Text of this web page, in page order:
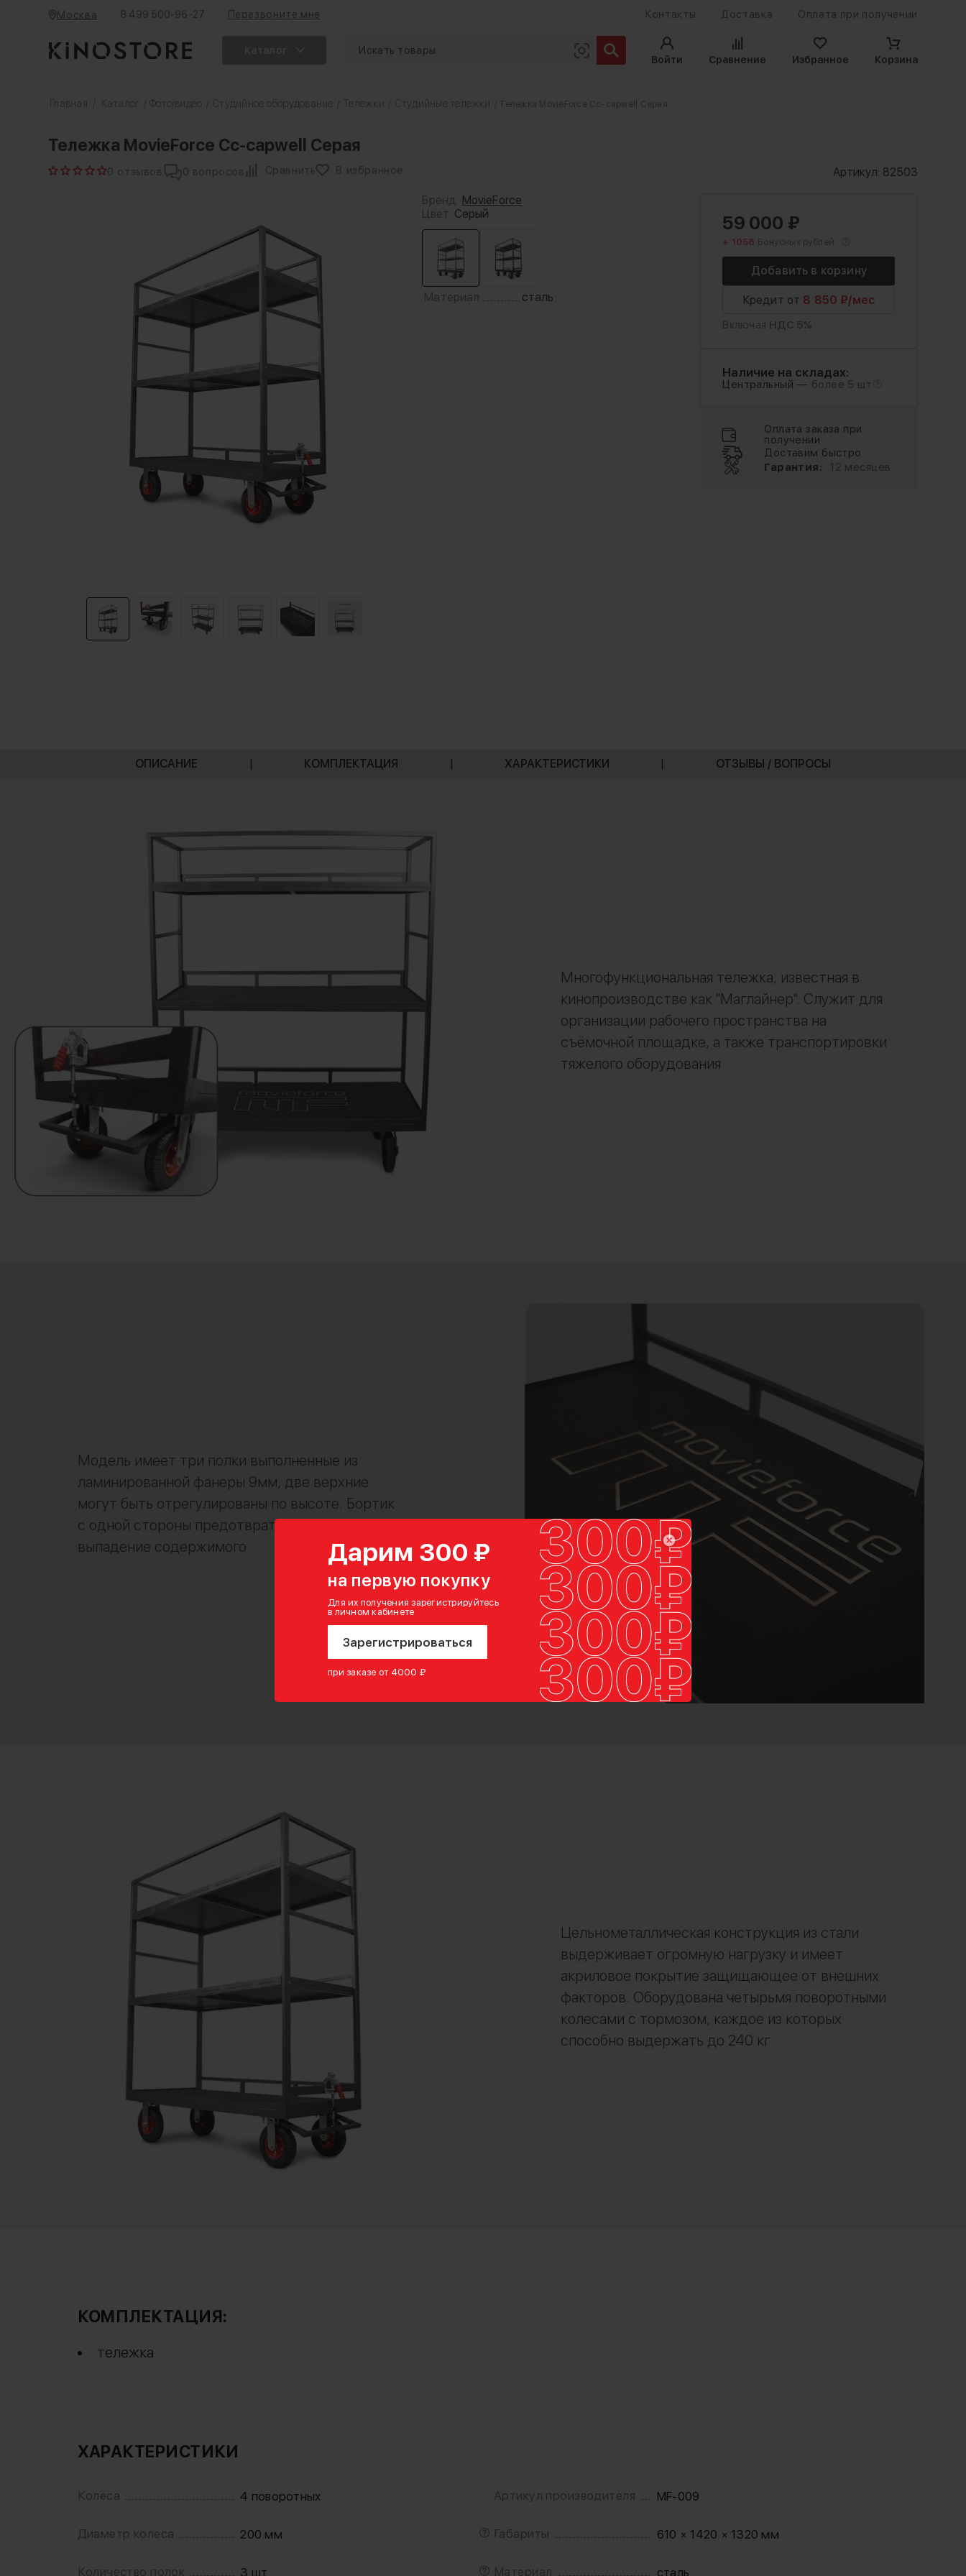
Дарим 300 ₽
на первую покупку
Для их получения зарегистрируйтесь
в личном кабинете
Зарегистрироваться
при заказе от 4000 ₽
Москва 8 499 500-96-27 Перезвоните мне Контакты Доставка Оплата при получении
Войти
Сравнение Избранное Корзина
Главная Каталог Фото/видео Студийное оборудование Тележки Студийные тележки / Тележка MovieForce Cc-capwell Серая
Тележка MovieForce Cc-capwell Серая
0 отзывов 0 вопросов Сравнить В избранное Артикул: 82503
Бренд: MovieForce
Цвет: Серый
Материал сталь
59 000 ₽
+ 1058 Бонусных рублей
Кредит от 8 850 ₽/мес
Включая НДС 5%
Наличие на складах:
Центральный — более 5 шт.
Оплата заказа при
получении
Доставим быстро
Гарантия:
12 месяцев
ОПИСАНИЕ | КОМПЛЕКТАЦИЯ | ХАРАКТЕРИСТИКИ | ОТЗЫВЫ / ВОПРОСЫ
Многофункциональная тележка, известная в
кинопроизводстве как "Маглайнер". Служит для
организации рабочего пространства на
съёмочной площадке, а также транспортировки
тяжелого оборудования
Модель имеет три полки выполненные из
ламинированной фанеры 9мм, две верхние
могут быть отрегулированы по высоте. Бортик
с одной стороны предотвратит случайное
выпадение содержимого
Цельнометаллическая конструкция из стали
выдерживает огромную нагрузку и имеет
акриловое покрытие защищающее от внешних
факторов. Оборудована четырьмя поворотными
колесами с тормозом, каждое из которых
способно выдержать до 240 кг
КОМПЛЕКТАЦИЯ:
тележка
ХАРАКТЕРИСТИКИ
Колёса 4 поворотных
Диаметр колеса 200 мм
Количество полок 3 шт
Артикул производителя MF-009
Габариты 610 × 1420 × 1320 мм
Материал сталь